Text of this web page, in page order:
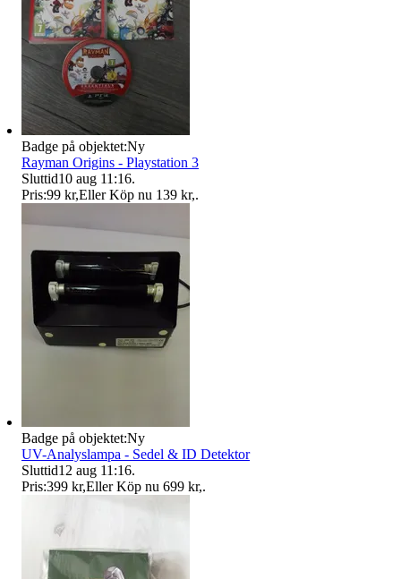
Badge på objektet:Ny
Rayman Origins - Playstation 3
Sluttid10 aug 11:16.
Pris:99 kr,Eller Köp nu 139 kr,.
Badge på objektet:Ny
UV-Analyslampa - Sedel & ID Detektor
Sluttid12 aug 11:16.
Pris:399 kr,Eller Köp nu 699 kr,.